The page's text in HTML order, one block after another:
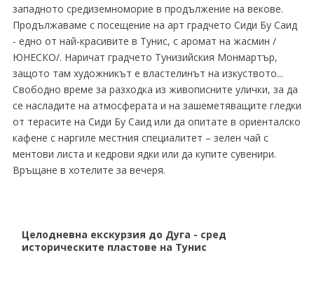
западното средиземноморие в продължение на векове.
Продължаваме с посещение на арт градчето Сиди Бу Саид
- едно от най-красивите в Тунис, с аромат на жасмин /
ЮНЕСКО/. Наричат градчето Тунизийския Монмартър,
защото там художникът е властелинът на изкуството...
Свободно време за разходка из живописните улички, за да
се насладите на атмосферата и на зашеметяващите гледки
от терасите на Сиди Бу Саид или да опитате в ориенталско
кафене с наргиле местния специалитет – зелен чай с
ментови листа и кедрови ядки или да купите сувенири.
Връщане в хотелите за вечеря.
Целодневна екскурзия до Дуга - сред
историческите пластове на Тунис